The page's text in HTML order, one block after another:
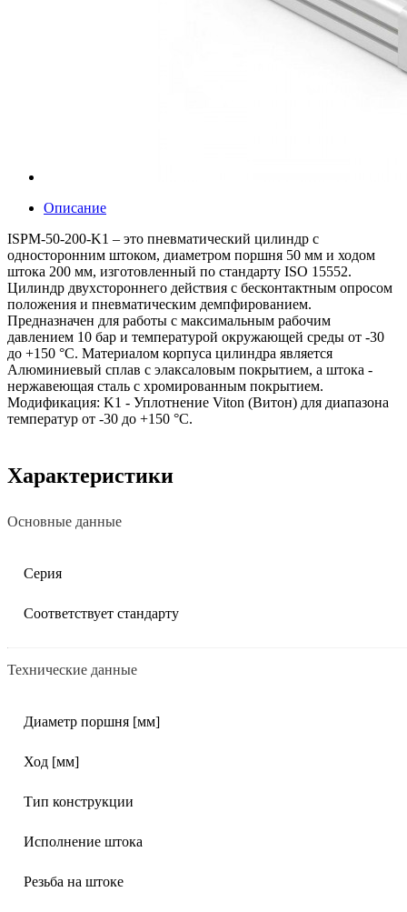
Описание
ISPM-50-200-K1 – это пневматический цилиндр с
односторонним штоком, диаметром поршня 50 мм и ходом
штока 200 мм, изготовленный по стандарту ISO 15552.
Цилиндр двухстороннего действия с бесконтактным опросом
положения и пневматическим демпфированием.
Предназначен для работы с максимальным рабочим
давлением 10 бар и температурой окружающей среды от -30
до +150 °C. Материалом корпуса цилиндра является
Алюминиевый сплав с элаксаловым покрытием, а штока -
нержавеющая сталь с хромированным покрытием.
Модификация: K1 - Уплотнение Viton (Витон) для диапазона
температур от -30 до +150 °C.
Характеристики
Основные данные
Серия
Соответствует стандарту
Технические данные
Диаметр поршня [мм]
Ход [мм]
Тип конструкции
Исполнение штока
Резьба на штоке